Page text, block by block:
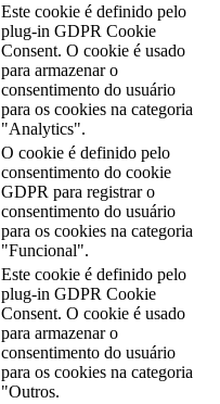
Este cookie é definido pelo
plug-in GDPR Cookie
Consent. O cookie é usado
para armazenar o
consentimento do usuário
para os cookies na categoria
"Analytics".
O cookie é definido pelo
consentimento do cookie
GDPR para registrar o
consentimento do usuário
para os cookies na categoria
"Funcional".
Este cookie é definido pelo
plug-in GDPR Cookie
Consent. O cookie é usado
para armazenar o
consentimento do usuário
para os cookies na categoria
"Outros.